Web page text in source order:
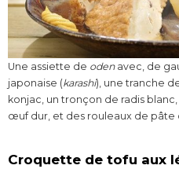
Une assiette de odenavec, de
japonaise (karashi), une tranche
konjac, un tronçon de radis
œuf dur, et des rouleaux de pâte
Croquette de tofu aux